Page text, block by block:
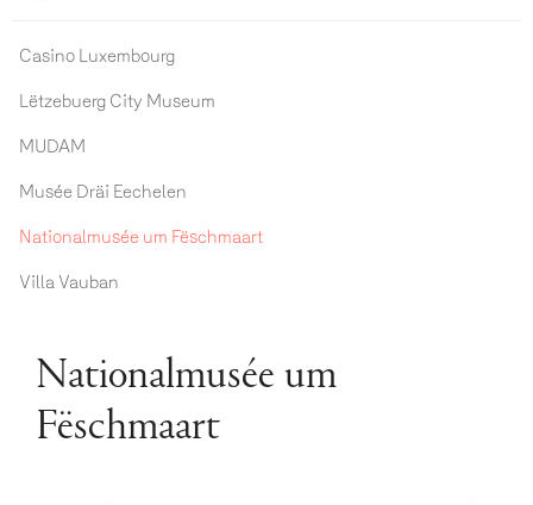
Musées ADM
Casino Luxembourg
Lëtzebuerg City Museum
MUDAM
Musée Dräi Eechelen
Nationalmusée um Fëschmaart
Villa Vauban
Nationalmusée um
Fëschmaart